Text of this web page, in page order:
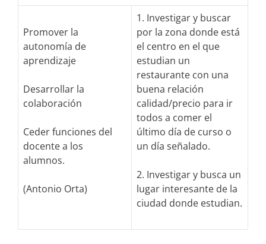
Promover la
autonomía de
aprendizaje
Desarrollar la
colaboración
Ceder funciones del
docente a los
alumnos.
(Antonio Orta)
1. Investigar y buscar
por la zona donde está
el centro en el que
estudian un
restaurante con una
buena relación
calidad/precio para ir
todos a comer el
último día de curso o
un día señalado.
2. Investigar y busca un
lugar interesante de la
ciudad donde estudian.